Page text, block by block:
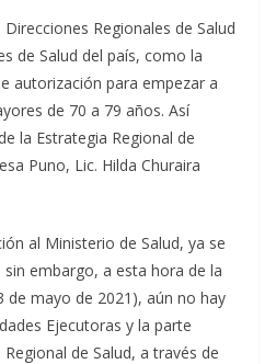
Regionales de Salud
de Salud del país, como la
autorización para empezar a
de 70 a 79 años. Así
la Estrategia Regional de
Puno, Lic. Hilda Churaira
al Ministerio de Salud, ya se
embargo, a esta hora de la
de mayo de 2021), aún no hay
Ejecutoras y la parte
de Salud, a través de